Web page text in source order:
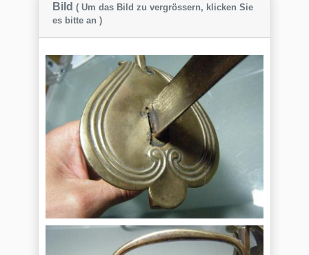
Bild ( Um das Bild zu vergrössern, klicken Sie
es bitte an )